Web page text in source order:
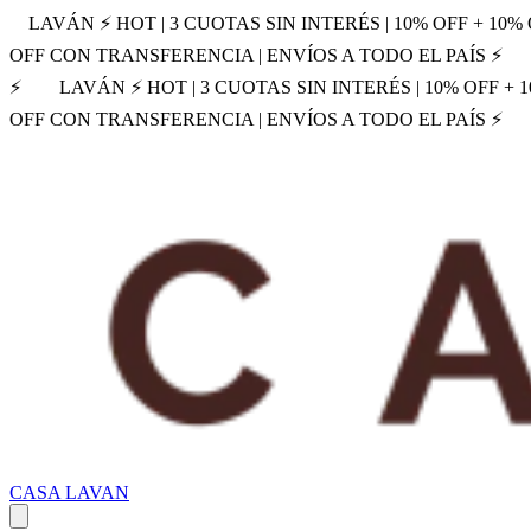
LAVÁN ⚡ HOT | 3 CUOTAS SIN INTERÉS | 10% OFF +
OFF CON TRANSFERENCIA | ENVÍOS A TODO EL PAÍS ⚡
⚡
LAVÁN ⚡ HOT | 3 CUOTAS SIN INTERÉS | 10% OFF +
OFF CON TRANSFERENCIA | ENVÍOS A TODO EL PAÍS ⚡
CASA LAVAN